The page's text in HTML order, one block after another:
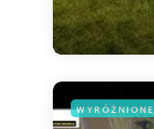
WYRÓŻNIONE